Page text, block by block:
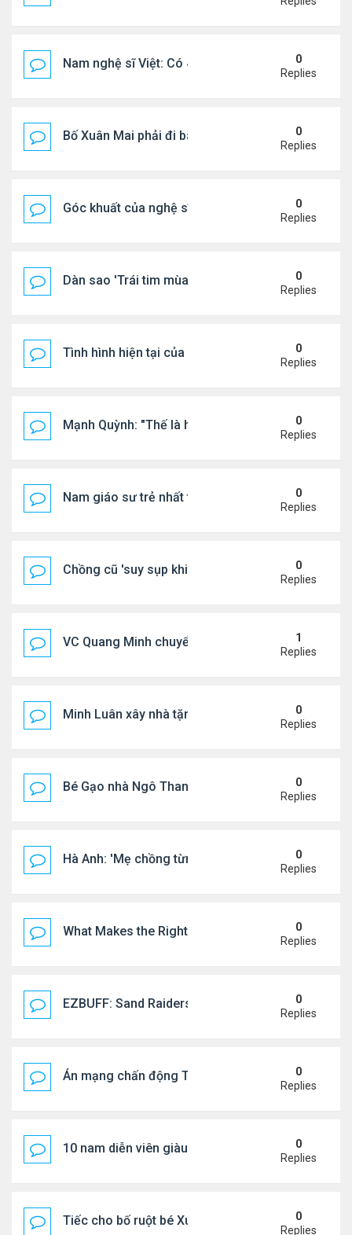
Nam nghệ sĩ Việt: Có 4 nhà ở Pháp, sống gần
0
Replies
Bố Xuân Mai phải đi bán cơm ở Mỹ
0
Replies
Góc khuất của nghệ sĩ Hoài Tâm
0
Replies
Dàn sao 'Trái tim mùa thu' sau 26 năm
0
Replies
Tình hình hiện tại của Quang Lê
0
Replies
Mạnh Quỳnh: "Thế là hết"
0
Replies
Nam giáo sư trẻ nhất thế giới ở tuổi 18
0
Replies
Chồng cũ 'suy sụp khi biết tin Nicole Kidman có
0
Replies
VC Quang Minh chuyển về tổ ấm
1
Replies
Minh Luân xây nhà tặng cha mẹ
0
Replies
Bé Gạo nhà Ngô Thanh Vân dễ thương trong tiệc
0
Replies
Hà Anh: 'Mẹ chồng từng ngạc nhiên vì tôi luôn trả
0
Replies
What Makes the Right Retail POS Matter?0
Replies
EZBUFF: Sand Raiders of Sophie Farming
0
Replies
Án mạng chấn động Thái lan: hai chị em người
0
Replies
10 nam diễn viên giàu nhất Trung Quốc 2026
0
Replies
Tiếc cho bố ruột bé Xuân Mai ở Mỹ
0
Replies